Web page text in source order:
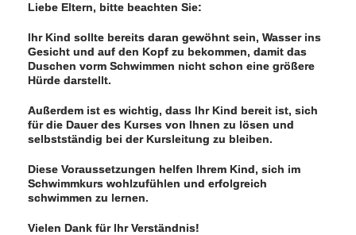
Liebe Eltern, bitte beachten Sie:
Ihr Kind sollte bereits daran gewöhnt sein, Wasser ins
Gesicht und auf den Kopf zu bekommen, damit das
Duschen vorm Schwimmen nicht schon eine größere
Hürde darstellt.
Außerdem ist es wichtig, dass Ihr Kind bereit ist, sich
für die Dauer des Kurses von Ihnen zu lösen und
selbstständig bei der Kursleitung zu bleiben.
Diese Voraussetzungen helfen Ihrem Kind, sich im
Schwimmkurs wohlzufühlen und erfolgreich
schwimmen zu lernen.
Vielen Dank für Ihr Verständnis!